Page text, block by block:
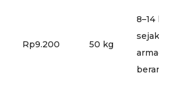
Rp9.200 50 kg
8–14 hari
sejak
armada